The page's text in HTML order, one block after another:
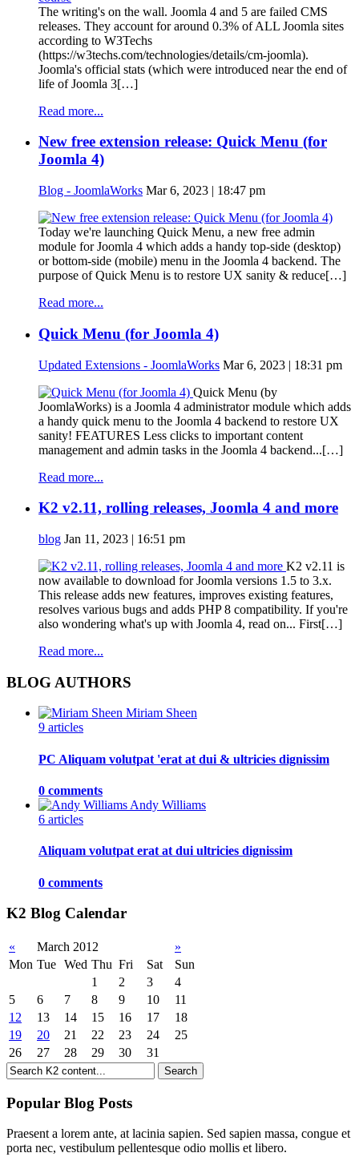
The writing's on the wall. Joomla 4 and 5 are failed CMS
releases. They account for around 0.3% of ALL Joomla sites
according to W3Techs
(https://w3techs.com/technologies/details/cm-joomla).
Joomla's official stats (which were introduced near the end of
life of Joomla 3[…]
Read more...
New free extension release: Quick Menu (for
Joomla 4)
Blog - JoomlaWorks Mar 6, 2023 | 18:47 pm
Today we're launching Quick Menu, a new free admin
module for Joomla 4 which adds a handy top-side (desktop)
or bottom-side (mobile) menu in the Joomla 4 backend. The
purpose of Quick Menu is to restore UX sanity & reduce[…]
Read more...
Quick Menu (for Joomla 4)
Updated Extensions - JoomlaWorks Mar 6, 2023 | 18:31 pm
Quick Menu (by
JoomlaWorks) is a Joomla 4 administrator module which adds
a handy quick menu to the Joomla 4 backend to restore UX
sanity! FEATURES Less clicks to important content
management and admin tasks in the Joomla 4 backend...[…]
Read more...
K2 v2.11, rolling releases, Joomla 4 and more
blog Jan 11, 2023 | 16:51 pm
K2 v2.11 is
now available to download for Joomla versions 1.5 to 3.x.
This release adds new features, improves existing features,
resolves various bugs and adds PHP 8 compatibility. If you're
also wondering what's up with Joomla 4, read on... First[…]
Read more...
BLOG AUTHORS
Miriam Sheen
9 articles
PC Aliquam volutpat 'erat at dui & ultricies dignissim
0 comments
Andy Williams
6 articles
Aliquam volutpat erat at dui ultricies dignissim
0 comments
K2 Blog Calendar
« March 2012
»
Mon Tue Wed Thu Fri Sat
Sun
1
2 3
4
5
6 7 8 9 10
11
12
13 14 15 16 17
18
19
20 21 22 23 24
25
26
27 28 29 30 31
Popular Blog Posts
Praesent a lorem ante, at lacinia sapien. Sed sapien massa, congue et
porta nec, vestibulum pellentesque odio mollis et libero.